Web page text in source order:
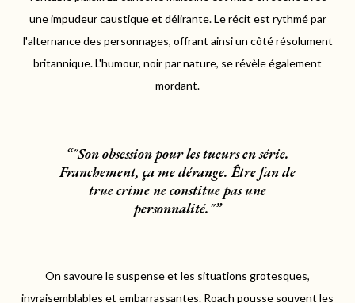
une impudeur caustique et délirante. Le récit est rythmé par
l'alternance des personnages, offrant ainsi un côté résolument
britannique. L'humour, noir par nature, se révèle également
mordant.
"Son obsession pour les tueurs en série.
Franchement, ça me dérange. Être fan de
true crime ne constitue pas une
personnalité."
On savoure le suspense et les situations grotesques,
invraisemblables et embarrassantes. Roach pousse souvent les